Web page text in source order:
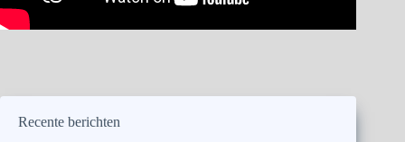
Recente berichten